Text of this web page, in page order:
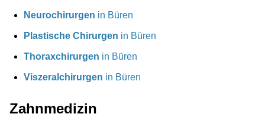
Neurochirurgen in Büren
Plastische Chirurgen in Büren
Thoraxchirurgen in Büren
Viszeralchirurgen in Büren
Zahnmedizin